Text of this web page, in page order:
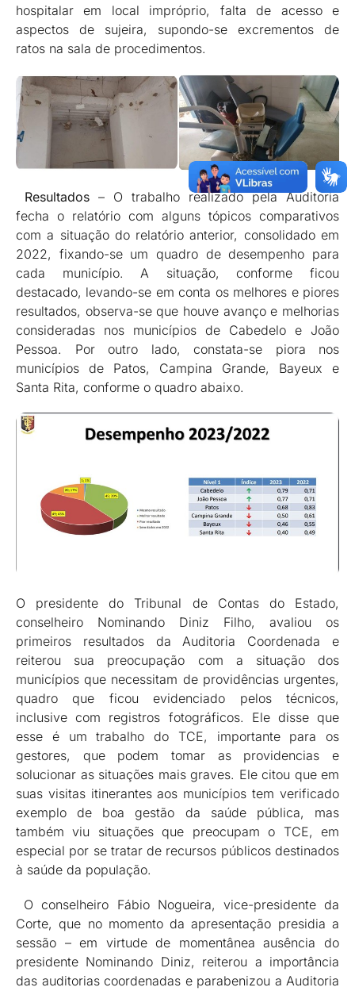
hospitalar em local impróprio, falta de acesso e
aspectos de sujeira, supondo-se excrementos de
ratos na sala de procedimentos.
Resultados – O trabalho realizado pela Auditoria
fecha o relatório com alguns tópicos comparativos
com a situação do relatório anterior, consolidado em
2022, fixando-se um quadro de desempenho para
cada município. A situação, conforme ficou
destacado, levando-se em conta os melhores e piores
resultados, observa-se que houve avanço e melhorias
consideradas nos municípios de Cabedelo e João
Pessoa. Por outro lado, constata-se piora nos
municípios de Patos, Campina Grande, Bayeux e
Santa Rita, conforme o quadro abaixo.
O presidente do Tribunal de Contas do Estado,
conselheiro Nominando Diniz Filho, avaliou os
primeiros resultados da Auditoria Coordenada e
reiterou sua preocupação com a situação dos
municípios que necessitam de providências urgentes,
quadro que ficou evidenciado pelos técnicos,
inclusive com registros fotográficos. Ele disse que
esse é um trabalho do TCE, importante para os
gestores, que podem tomar as providencias e
solucionar as situações mais graves. Ele citou que em
suas visitas itinerantes aos municípios tem verificado
exemplo de boa gestão da saúde pública, mas
também viu situações que preocupam o TCE, em
especial por se tratar de recursos públicos destinados
à saúde da população.
O conselheiro Fábio Nogueira, vice-presidente da
Corte, que no momento da apresentação presidia a
sessão – em virtude de momentânea ausência do
presidente Nominando Diniz, reiterou a importância
das auditorias coordenadas e parabenizou a Auditoria